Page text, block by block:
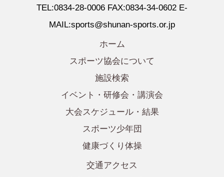
TEL:0834-28-0006 FAX:0834-34-0602 E-
MAIL:sports@shunan-sports.or.jp
ホーム
スポーツ協会について
施設検索
イベント・研修会・講演会
大会スケジュール・結果
スポーツ少年団
健康づくり体操
交通アクセス